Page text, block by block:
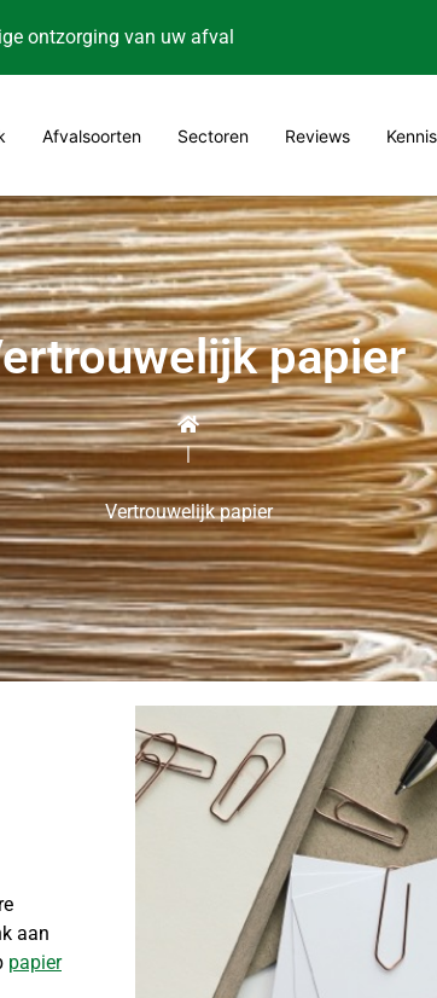
ontzorging van uw afval
Afvalsoorten Sectoren Reviews
papier
|
Vertrouwelijk papier
aan
papier